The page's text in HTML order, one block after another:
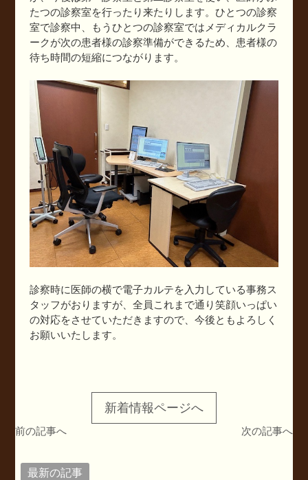
たつの診察室を行ったり来たりします。ひとつの診察
室で診察中、もうひとつの診察室ではメディカルクラ
ークが次の患者様の診察準備ができるため、患者様の
待ち時間の短縮につながります。
診察時に医師の横で電子カルテを入力している事務ス
タッフがおりますが、全員これまで通り笑顔いっぱい
の対応をさせていただきますので、今後ともよろしく
お願いいたします。
新着情報ページへ
前の記事へ 次の記事へ
最新の記事